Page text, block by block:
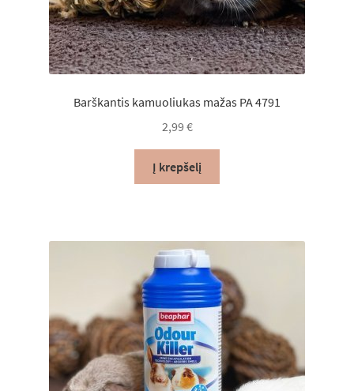
Barškantis kamuoliukas mažas PA 4791
2,99 €
Į krepšelį